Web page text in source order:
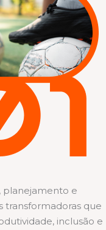
planejamento e
transformadoras que
inclusão e